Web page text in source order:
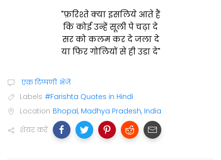
"फ़रिश्ते क्या इसलिये आते हैं
कि कोई उन्हें सूली पे चढ़ा दे
सर को कलम कर दे जला दे
या फिर गोलियों से ही उडा दे"
एक टिप्पणी भेजें
Labels #Farishta Quotes in Hindi
Location Bhopal, Madhya Pradesh, India
शेयर करें